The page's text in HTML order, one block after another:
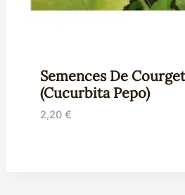
Semences De
(Cucurbita Pepo)
2,20 €